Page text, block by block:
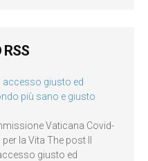
RSS
accesso giusto ed
più sano e giusto
Vaticana Covid-
la Vita The post Il
giusto ed